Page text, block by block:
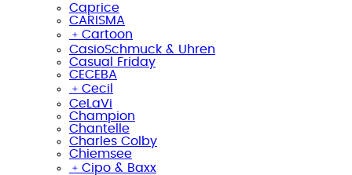
Caprice
CARISMA
﹢ Cartoon
CasioSchmuck & Uhren
Casual Friday
CECEBA
﹢ Cecil
CeLaVi
Champion
Chantelle
Charles Colby
Chiemsee
﹢ Cipo & Baxx